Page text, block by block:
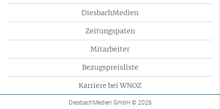
DiesbachMedien
Zeitungspaten
Mitarbeiter
Bezugspreisliste
Karriere bei WNOZ
DiesbachMedien GmbH © 2026